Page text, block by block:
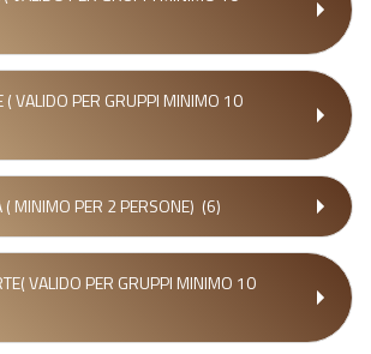
( VALIDO PER GRUPPI MINIMO 10
( MINIMO PER 2 PERSONE) (6)
VALIDO PER GRUPPI MINIMO 10